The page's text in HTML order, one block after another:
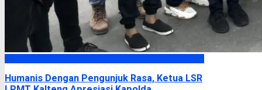
Humanis Dengan Pengunjuk Rasa, Ketua LSR